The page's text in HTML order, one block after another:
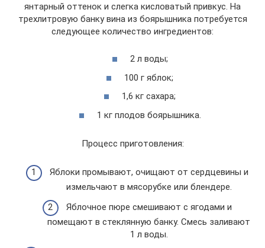
янтарный оттенок и слегка кисловатый привкус. На
трехлитровую банку вина из боярышника потребуется
следующее количество ингредиентов:
2 л воды;
100 г яблок;
1,6 кг сахара;
1 кг плодов боярышника.
Процесс приготовления:
Яблоки промывают, очищают от сердцевины и
измельчают в мясорубке или блендере.
Яблочное пюре смешивают с ягодами и
помещают в стеклянную банку. Смесь заливают
1 л воды.